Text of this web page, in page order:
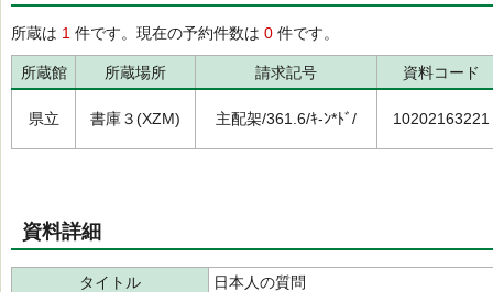
所蔵は 1 件です。現在の予約件数は 0 件です。
所蔵館 所蔵場所 請求記号 資料コード
県立 書庫３(XZM) 主配架/361.6/ｷ-ﾝ*ﾄﾞ/ 10202163221
資料詳細
タイトル
日本人の質問